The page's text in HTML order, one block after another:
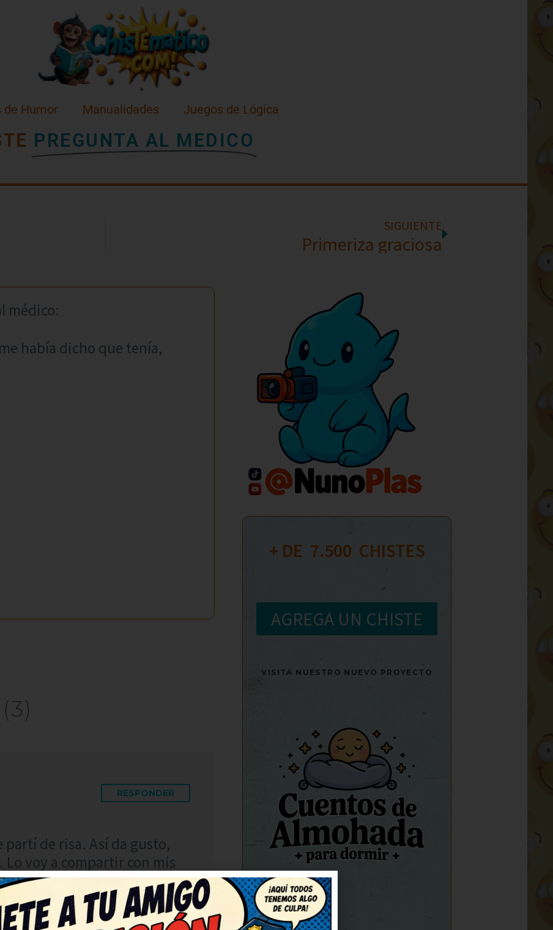
de Humor Manualidades Juegos de Lógica
PREGUNTA AL MEDICO
SIGUIENTE
Primeriza graciosa
médico:
había dicho que tenía,
(3)
RESPONDER
de risa. Así da gusto,
Lo voy a compartir con mis
Lo guardo para contarlo en
+ DE 7.500
  CHISTES
AGREGA UN CHISTE
VISITA NUESTRO NUEVO PROYECTO